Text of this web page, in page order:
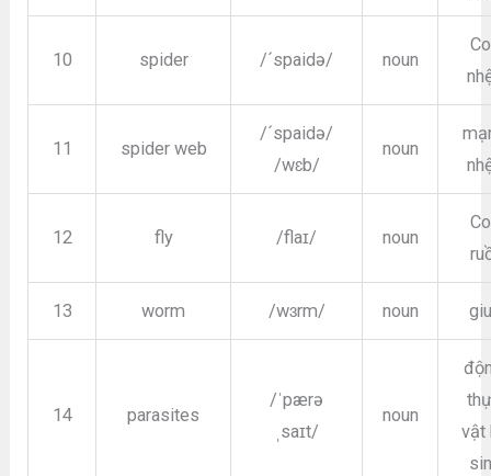
10 spider /´spaidə/ noun
11 spider web
/´spaidə/
/wɛb/
noun
12 fly /flaɪ/ noun
13 worm /wɜrm/ noun
14 parasites
/ˈpærə
ˌsaɪt/
noun
vật